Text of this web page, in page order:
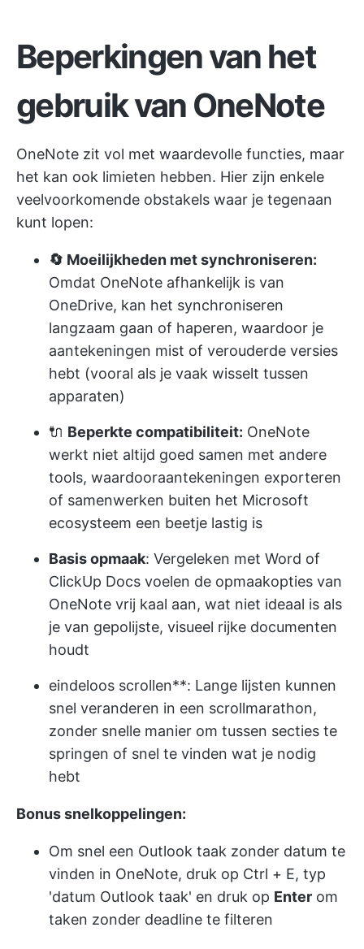
Beperkingen van het
gebruik van OneNote
OneNote zit vol met waardevolle functies, maar
het kan ook limieten hebben. Hier zijn enkele
veelvoorkomende obstakels waar je tegenaan
kunt lopen:
🔄 Moeilijkheden met synchroniseren:
Omdat OneNote afhankelijk is van
OneDrive, kan het synchroniseren
langzaam gaan of haperen, waardoor je
aantekeningen mist of verouderde versies
hebt (vooral als je vaak wisselt tussen
apparaten)
🔌 Beperkte compatibiliteit: OneNote
werkt niet altijd goed samen met andere
tools, waardooraantekeningen exporteren
of samenwerken buiten het Microsoft
ecosysteem een beetje lastig is
Basis opmaak: Vergeleken met Word of
ClickUp Docs voelen de opmaakopties van
OneNote vrij kaal aan, wat niet ideaal is als
je van gepolijste, visueel rijke documenten
houdt
eindeloos scrollen**: Lange lijsten kunnen
snel veranderen in een scrollmarathon,
zonder snelle manier om tussen secties te
springen of snel te vinden wat je nodig
hebt
Bonus snelkoppelingen:
Om snel een Outlook taak zonder datum te
vinden in OneNote, druk op Ctrl + E, typ
'datum Outlook taak' en druk op Enter om
taken zonder deadline te filteren